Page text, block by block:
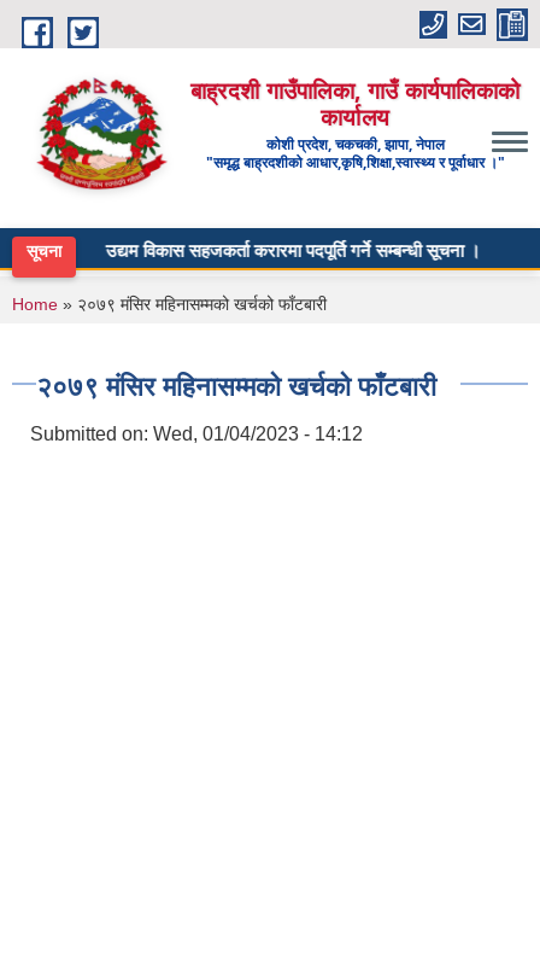
Skip to main content
बाह्रदशी गाउँपालिका, गाउँ कार्यपालिकाको
कार्यालय
कोशी प्रदेश, चकचकी, झापा, नेपाल
"समृद्ध बाह्रदशीको आधार,कृषि,शिक्षा,स्वास्थ्य र पूर्वाधार ।"
सूचना उद्यम विकास सहजकर्ता करारमा पदपूर्ति गर्ने सम्बन्धी सूचना ।
You are here
Home » २०७९ मंसिर महिनासम्मको खर्चको फाँटबारी
२०७९ मंसिर महिनासम्मको खर्चको फाँटबारी
Submitted on: Wed, 01/04/2023 - 14:12